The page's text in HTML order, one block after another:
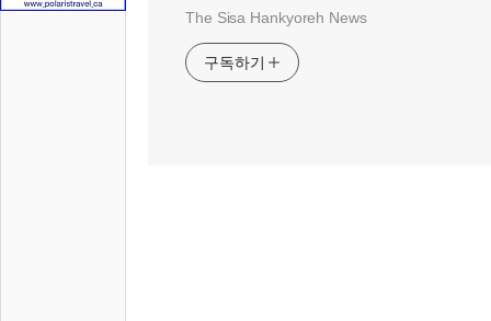
The Sisa Hankyoreh News
구독하기